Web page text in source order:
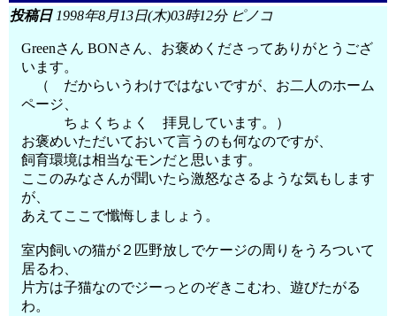
投稿日1998年8月13日(木)03時12分 ピノコ
Greenさん BONさん、お褒めくださってありがとうござ
います。
（ だからいうわけではないですが、お二人のホーム
ページ、
ちょくちょく 拝見しています。）
お褒めいただいておいて言うのも何なのですが、
飼育環境は相当なモンだと思います。
ここのみなさんが聞いたら激怒なさるような気もします
が、
あえてここで懺悔しましょう。
室内飼いの猫が２匹野放しでケージの周りをうろついて
居るわ、
片方は子猫なのでジーっとのぞきこむわ、遊びたがる
わ。